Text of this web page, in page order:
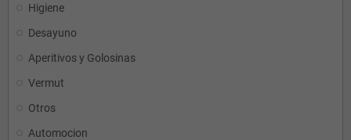
Higiene
Desayuno
Aperitivos y Golosinas
Vermut
Otros
Automocion